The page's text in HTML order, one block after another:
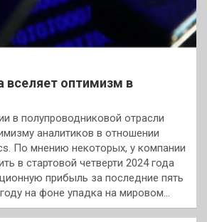
вселяет оптимизм в
в полупроводниковой отрасли
аналитиков в отношении
По мнению некоторых, у компании
в стартовой четверти 2024 года
прибыль за последние пять
на фоне упадка на мировом…